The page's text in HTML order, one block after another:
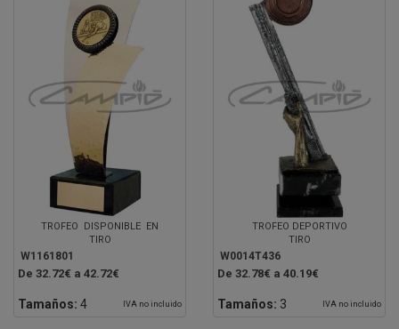
TROFEO DISPONIBLE EN
TIRO
W1161801
De 32.72€ a 42.72€
Tamaños: 4 IVA no incluido
TROFEO DEPORTIVO
TIRO
W0014T436
De 32.78€ a 40.19€
Tamaños: 3 IVA no incluido